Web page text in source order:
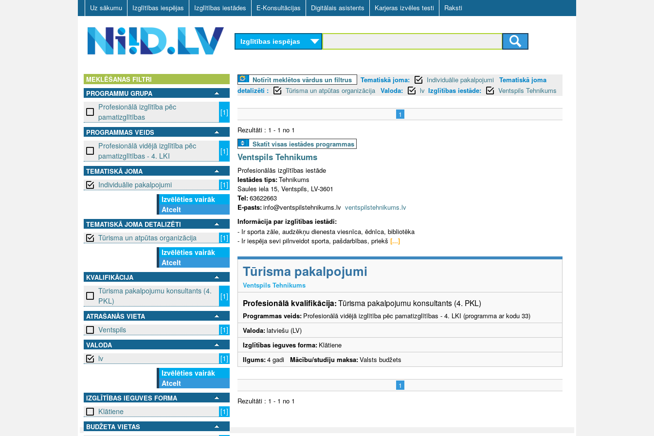
Skip
to
main
content
Uz sākumu Izglītības iespējas Izglītības iestādes E-Konsultācijas Digitālais asistents Karjeras izvēles testi Raksti
D
L
V
Izglītības iespējas
MEKLĒŠANAS FILTRI
PROGRAMMU GRUPA
Profesionālā izglītība pēc
pamatizglītības
[1]
PROGRAMMAS VEIDS
Profesionālā vidējā izglītība pēc
pamatizglītības - 4. LKI
[1]
TEMATISKĀ JOMA
Individuālie pakalpojumi
[1]
Izvēlēties vairāk
Atcelt
TEMATISKĀ JOMA DETALIZĒTI
Tūrisma un atpūtas organizācija
[1]
Izvēlēties vairāk
Atcelt
KVALIFIKĀCIJA
Tūrisma pakalpojumu konsultants (4.
PKL)
[1]
ATRAŠANĀS VIETA
Ventspils [1]
VALODA
lv
[1]
Izvēlēties vairāk
Atcelt
IZGLĪTĪBAS IEGUVES FORMA
Klātiene [1]
BUDŽETA VIETAS
Notīrīt meklētos vārdus un filtrus Tematiskā joma: Individuālie pakalpojumi
Tematiskā joma
detalizēti :
Tūrisma un atpūtas organizācija Valoda: lv Izglītības iestāde: Ventspils Tehnikums
1
Rezultāti : 1 - 1 no 1
Skatīt visas iestādes programmas
Ventspils Tehnikums
Profesionālās izglītības iestāde
Iestādes tips:Tehnikums
Saules iela 15, Ventspils, LV-3601
Tel:63622663
E-pasts:info@ventspilstehnikums.lv ventspilstehnikums.lv
Informācija par izglītības iestādi:
- Ir sporta zāle, audzēkņu dienesta viesnīca, ēdnīca, bibliotēka
- Ir iespēja sevi pilnveidot sporta, pašdarbības, priekš [...]
Tūrisma pakalpojumi
Ventspils Tehnikums
Profesionālā kvalifikācija:Tūrisma pakalpojumu konsultants (4. PKL)
Programmas veids: Profesionālā vidējā izglītība pēc pamatizglītības - 4. LKI (programma ar kodu 33)
Valoda:latviešu (LV)
Izglītības ieguves forma: Klātiene
Ilgums:4 gadi Mācību/studiju maksa:Valsts budžets
1
Rezultāti : 1 - 1 no 1